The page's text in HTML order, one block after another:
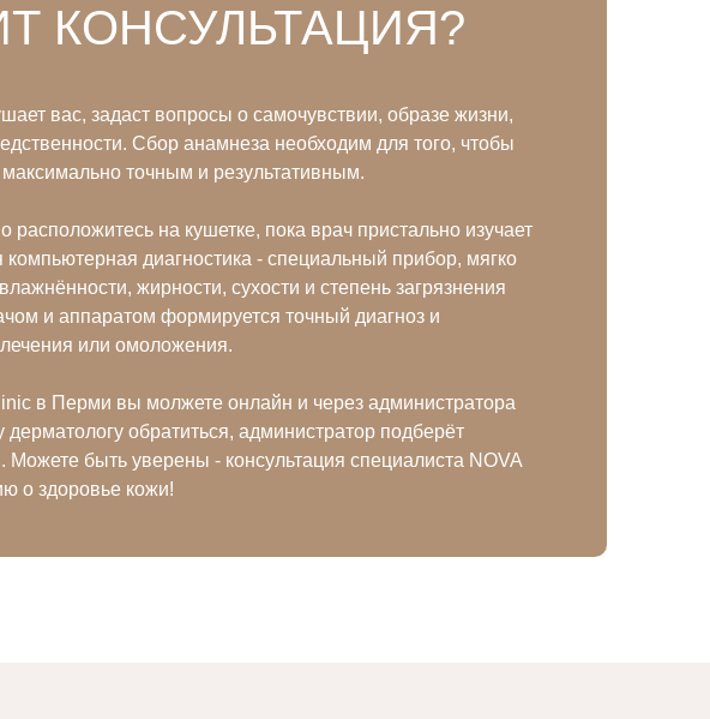
вас, задаст вопросы о самочувствии, образе жизни,
Сбор анамнеза необходим для того, чтобы
точным и результативным.
на кушетке, пока врач пристально изучает
диагностика - специальный прибор, мягко
жирности, сухости и степень загрязнения
и аппаратом формируется точный диагноз и
или омоложения.
в Перми вы молжете онлайн и через администратора
дерматологу обратиться, администратор подберёт
Можете быть уверены - консультация специалиста NOVA
о здоровье кожи!
КОНСУЛЬТАЦИЯ?